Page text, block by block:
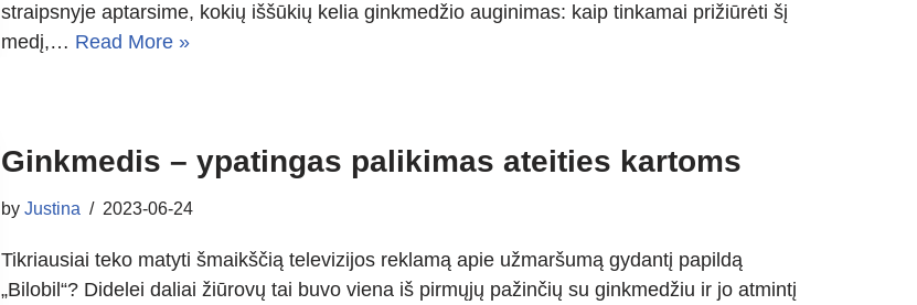
straipsnyje aptarsime, kokių iššūkių kelia ginkmedžio auginimas: kaip tinkamai prižiūrėti šį
medį,… Read More »
Ginkmedis – ypatingas palikimas ateities kartoms
by Justina 2023-06-24
Tikriausiai teko matyti šmaikščią televizijos reklamą apie užmaršumą gydantį papildą
„Bilobil“? Didelei daliai žiūrovų tai buvo viena iš pirmųjų pažinčių su ginkmedžiu ir jo atmintį